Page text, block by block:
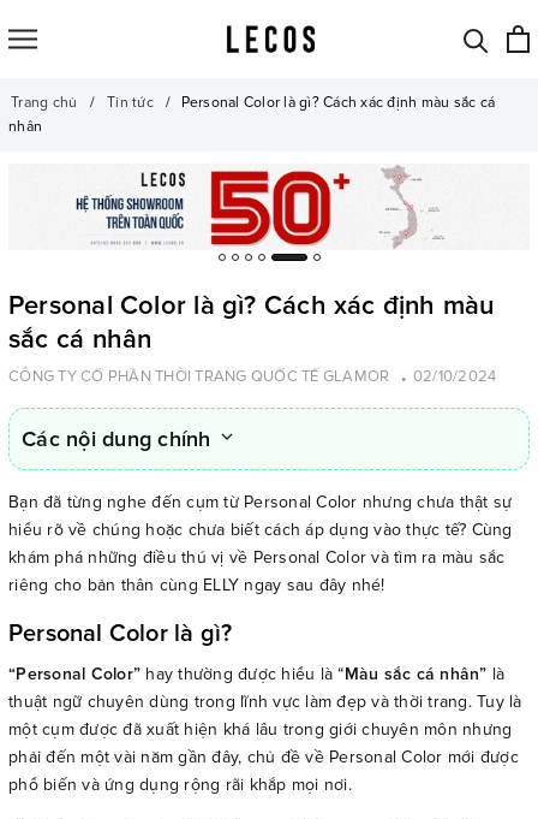
Trang chủ Tin tức
Personal Color là gì? Cách xác định màu sắc cá
nhân
Personal Color là gì? Cách xác định màu
sắc cá nhân
CÔNG TY CỔ PHẦN THỜI TRANG QUỐC TẾ GLAMOR 02/10/2024
Các nội dung chính
Bạn đã từng nghe đến cụm từ Personal Color nhưng chưa thật sự
hiểu rõ về chúng hoặc chưa biết cách áp dụng vào thực tế? Cùng
khám phá những điều thú vị về Personal Color và tìm ra màu sắc
riêng cho bản thân cùng ELLY ngay sau đây nhé!
Personal Color là gì?
“Personal Color” hay thường được hiểu là “Màu sắc cá nhân” là
thuật ngữ chuyên dùng trong lĩnh vực làm đẹp và thời trang. Tuy là
một cụm được đã xuất hiện khá lâu trong giới chuyên môn nhưng
phải đến một vài năm gần đây, chủ đề về Personal Color mới được
phổ biến và ứng dụng rộng rãi khắp mọi nơi.